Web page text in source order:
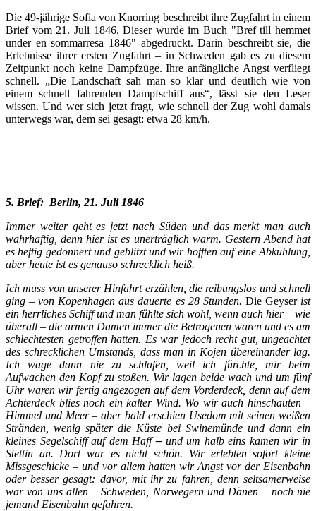
Die 49-jährige Sofia von Knorring beschreibt ihre Zugfahrt in einem
Brief vom 21. Juli 1846. Dieser wurde im Buch "Bref till hemmet
under en sommarresa 1846" abgedruckt. Darin beschreibt sie, die
Erlebnisse ihrer ersten Zugfahrt – in Schweden gab es zu diesem
Zeitpunkt noch keine Dampfzüge. Ihre anfängliche Angst verfliegt
schnell. „Die Landschaft sah man so klar und deutlich wie von
einem schnell fahrenden Dampfschiff aus“, lässt sie den Leser
wissen. Und wer sich jetzt fragt, wie schnell der Zug wohl damals
unterwegs war, dem sei gesagt: etwa 28 km/h.
5. Brief: Berlin, 21. Juli 1846
Immer weiter geht es jetzt nach Süden und das merkt man auch
wahrhaftig, denn hier ist es unerträglich warm. Gestern Abend hat
es heftig gedonnert und geblitzt und wir hofften auf eine Abkühlung,
aber heute ist es genauso schrecklich heiß.
Ich muss von unserer Hinfahrt erzählen, die reibungslos und schnell
ging – von Kopenhagen aus dauerte es 28 Stunden. Die Geyserist
ein herrliches Schiff und man fühlte sich wohl, wenn auch hier – wie
überall – die armen Damen immer die Betrogenen waren und es am
schlechtesten getroffen hatten. Es war jedoch recht gut, ungeachtet
des schrecklichen Umstands, dass man in Kojen übereinander lag.
Ich wage dann nie zu schlafen, weil ich fürchte, mir beim
Aufwachen den Kopf zu stoßen. Wir lagen beide wach und um fünf
Uhr waren wir fertig angezogen auf dem Vorderdeck, denn auf dem
Achterdeck blies noch ein kalter Wind. Wo wir auch hinschauten –
Himmel und Meer – aber bald erschien Usedom mit seinen weißen
Stränden, wenig später die Küste bei Swinemünde und dann ein
kleines Segelschiff auf dem Haff– und um halb eins kamen wir in
Stettin an. Dort war es nicht schön. Wir erlebten sofort kleine
Missgeschicke – und vor allem hatten wir Angst vor der Eisenbahn
oder besser gesagt: davor, mit ihr zu fahren, denn seltsamerweise
war von uns allen – Schweden, Norwegern und Dänen – noch nie
jemand Eisenbahn gefahren.